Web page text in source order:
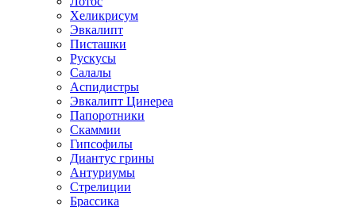
Хеликрисум
Эвкалипт
Писташки
Рускусы
Салалы
Аспидистры
Эвкалипт Цинереа
Папоротники
Скаммии
Гипсофилы
Диантус грины
Антуриумы
Стрелиции
Брассика